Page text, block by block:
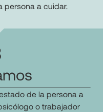
persona a cuidar.
de la persona a
o trabajador